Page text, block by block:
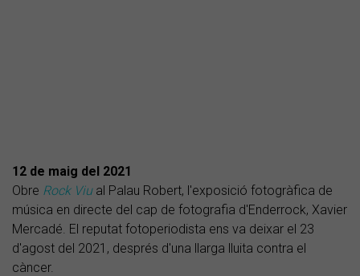
12 de maig del 2021
Obre Rock Viu al Palau Robert, l'exposició fotogràfica de
música en directe del cap de fotografia d'Enderrock, Xavier
Mercadé. El reputat fotoperiodista ens va deixar el 23
d'agost del 2021, després d'una llarga lluita contra el
càncer.